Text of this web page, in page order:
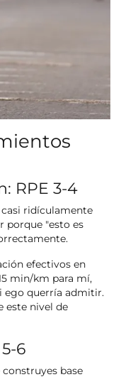
RPE 3-4
ridículamente
porque "esto es
efectivos en
min/km para mí,
ego querría admitir.
este nivel de
6
base